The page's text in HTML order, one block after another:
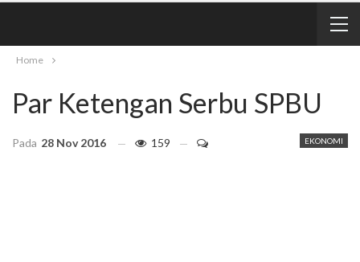
Home
Par Ketengan Serbu SPBU
EKONOMI
Pada 28 Nov 2016 159